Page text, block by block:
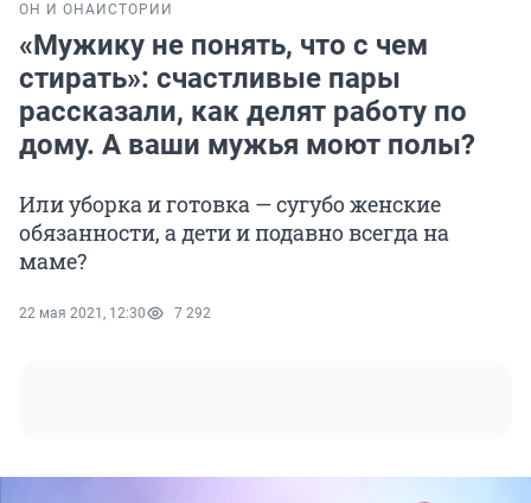
ОН И ОНА ИСТОРИИ
«Мужику не понять, что с чем
стирать»: счастливые пары
рассказали, как делят работу по
дому. А ваши мужья моют полы?
Или уборка и готовка — сугубо женские
обязанности, а дети и подавно всегда на
маме?
22 мая 2021, 12:30 7 292